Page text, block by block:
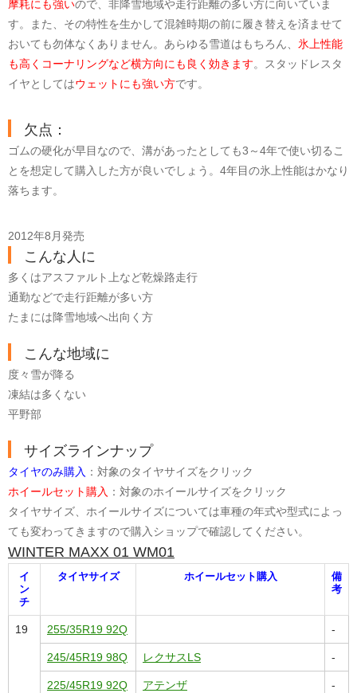
摩耗にも強いので、非降雪地域や走行距離の多い方に向いていま
す。また、その特性を生かして混雑時期の前に履き替えを済ませて
おいても勿体なくありません。あらゆる雪道はもちろん、 氷上性能
も高くコーナリングなど横方向にも良く効きます。スタッドレスタ
イヤとしてはウェットにも強い方です。
欠点：
ゴムの硬化が早目なので、溝があったとしても3～4年で使い切るこ
とを想定して購入した方が良いでしょう。4年目の氷上性能はかなり
落ちます。
2012年8月発売
こんな人に
多くはアスファルト上など乾燥路走行
通勤などで走行距離が多い方
たまには降雪地域へ出向く方
こんな地域に
度々雪が降る
凍結は多くない
平野部
サイズラインナップ
タイヤのみ購入 ：対象のタイヤサイズをクリック
ホイールセット購入 ：対象のホイールサイズをクリック
タイヤサイズ、ホイールサイズについては車種の年式や型式によっ
ても変わってきますので購入ショップで確認してください。
WINTER MAXX 01 WM01
イ
ン
チ
タイヤサイズ ホイールセット購入
備
考
19 255/35R19 92Q -
245/45R19 98Q レクサスLS -
225/45R19 92Q アテンザ -